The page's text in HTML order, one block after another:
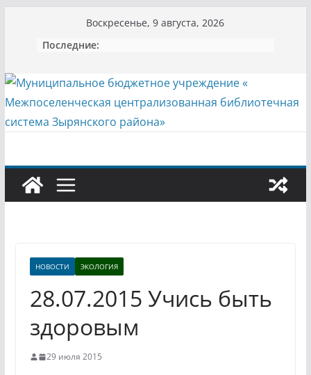
содержимому
Воскресенье, 9 августа, 2026
Последние:
НОВОСТИ ЭКОЛОГИЯ
28.07.2015 Учись быть
здоровым
29 июля 2015